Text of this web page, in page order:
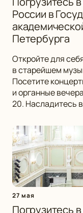
России в
Петербурга
Откройте для
в старейшем
Посетите
и органные
20. Насладитесь
27 мая
Погрузитесь